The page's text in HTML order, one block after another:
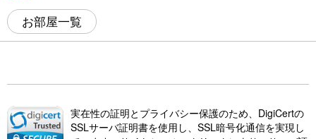
お部屋一覧
実在性の証明とプライバシー保護のため、DigiCertの
SSLサーバ証明書を使用し、SSL暗号化通信を実現し